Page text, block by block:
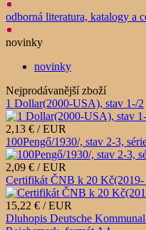
odborná literatura, katalogy a
novinky
novinky
Nejprodávanější zboží
1 Dollar(2000-USA), stav 1-/2
2,13 € / EUR
100Pengő/1930/, stav 2-3,
2,09 € / EUR
Certifikát ČNB k 20 Kč(2019-
15,22 € / EUR
Dluhopis Deutsche